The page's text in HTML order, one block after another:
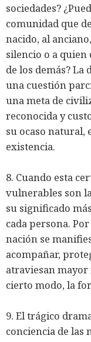
sociedades?
comunidad que
nacido, al
silencio o a
de los demás? La
una cuestión
una meta de
reconocida y
su ocaso natural,
existencia.
8. Cuando esta
vulnerables son
su significado
cada persona.
nación se
acompañar,
atraviesan
cierto modo, la
9. El trágico
conciencia de las